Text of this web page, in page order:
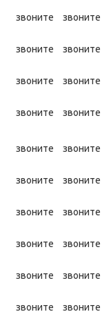
звоните
звоните
звоните звоните
звоните
звоните
звоните звоните
звоните звоните
звоните
звоните
звоните звоните
звоните
звоните
звоните звоните
звоните
звоните